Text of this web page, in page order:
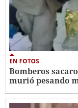
EN FOTOS
Bomberos
murió pesando